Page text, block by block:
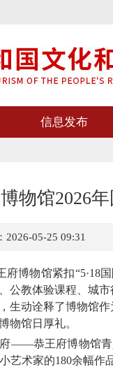
信息发布
物馆2026
2026-05-25 09:31
博物馆紧扣“5·18
公教体验课程、城
生动诠释了博物馆
物馆日厚礼。
恭王府博物馆青
艺术家的180余幅作